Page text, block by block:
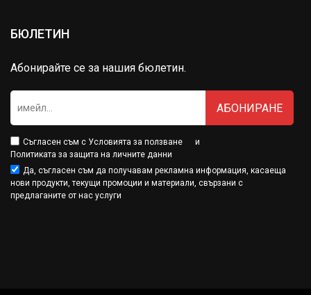
БЮЛЕТИН
Абонирайте се за нашия бюлетин.
АБОНИРАНЕ
Съгласен съм с Условията за ползване
и
Политиката за защита на личните данни
Да, съгласен съм да получавам рекламна информация, касаеща
нови продукти, текущи промоции и материали, свързани с
предлаганите от нас услуги